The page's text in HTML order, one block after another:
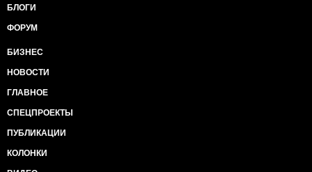
БЛОГИ
ФОРУМ
БИЗНЕС
НОВОСТИ
ГЛАВНОЕ
СПЕЦПРОЕКТЫ
ПУБЛИКАЦИИ
КОЛОНКИ